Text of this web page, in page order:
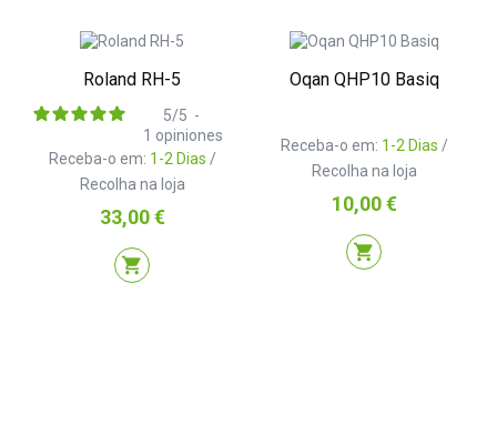
Roland RH-5
Receba-o em: 1-2 Dias /
Recolha na loja
5/5 -
1 opiniones
Preço
33,00 €
shopping_cart
Oqan QHP10 Basiq
Receba-o em: 1-2 Dias /
Recolha na loja
Preço
10,00 €
shopping_cart